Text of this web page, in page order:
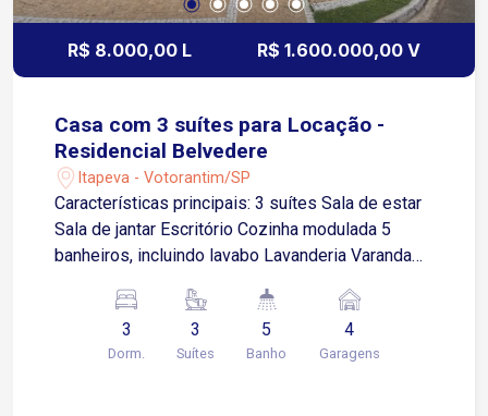
R$ 8.000,00 L R$ 1.600.000,00 V
Casa com 3 suítes para Locação -
Residencial Belvedere
Itapeva - Votorantim/SP
Características principais: 3 suítes Sala de estar
Sala de jantar Escritório Cozinha modulada 5
banheiros, incluindo lavabo Lavanderia Varanda
Condomínio: Piscina Campo de futebol Quadra de
gourmet. Localização: Fácil acesso para a
3
Dorm.
3
Suítes
5
Banho
4
Garagens